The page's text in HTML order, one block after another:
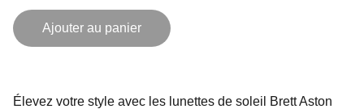
Ajouter au panier
Élevez votre style avec les lunettes de soleil Brett Aston